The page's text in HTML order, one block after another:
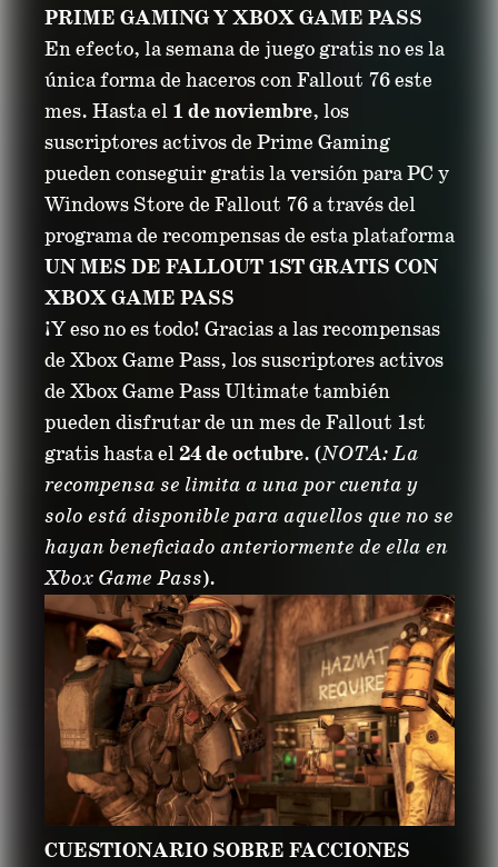
PRIME GAMING Y XBOX GAME PASS
En efecto, la semana de juego gratis no es la
única forma de haceros con Fallout 76 este
mes. Hasta el 1 de noviembre, los
suscriptores activos de Prime Gaming
pueden conseguir gratis la versión para PC y
Windows Store de Fallout 76 a través del
programa de recompensas de esta plataforma
UN MES DE FALLOUT 1ST GRATIS CON
XBOX GAME PASS
¡Y eso no es todo! Gracias a las recompensas
de Xbox Game Pass, los suscriptores activos
de Xbox Game Pass Ultimate también
pueden disfrutar de un mes de Fallout 1st
gratis hasta el24 de octubre. (NOTA: La
recompensa se limita a una por cuenta y
solo está disponible para aquellos que no se
hayan beneficiado anteriormente de ella en
Xbox Game Pass).
CUESTIONARIO SOBRE FACCIONES